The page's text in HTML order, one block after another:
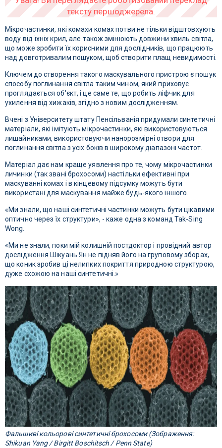
Мікрочастинки, які комахи комах потви не тільки відштовхують
воду від їхніх крил, але також змінюють довжини хвиль світла,
що може зробити їх корисними для дослідників, що працюють
над довготривалим пошуком, щоб створити плащ невидимості.
Ключем до створення такого маскувального пристрою є пошук
способу поглинання світла таким чином, який приховує
проглядається об'єкт, і це саме те, що робить ліфчик для
ухилення від хижаків, згідно з новим дослідженням.
Вчені з Університету штату Пенсільванія придумали синтетичні
матеріали, які імітують мікрочастинки, які використовуються
лишайниками, використовуючи нанорозмірні отвори для
поглинання світла з усіх боків в широкому діапазоні частот.
Матеріал дає нам краще уявлення про те, чому мікрочастинки
личинки (так звані брохосоми) настільки ефективні при
маскуванні комах і в кінцевому підсумку можуть бути
використані для маскування майже будь-якого іншого.
«Ми знали, що наші синтетичні частинки можуть бути цікавими
оптично через їх структури», - каже одна з команд Tak-Sing
Wong.
«Ми не знали, поки мій колишній постдоктор і провідний автор
дослідження Шікуань Ян не підняв його на груповому зборах,
що коник зробив ці нелипких покриття природною структурою,
дуже схожою на наші синтетичні.»
Фальшиві кольорові синтетичні брохосоми (Зображення:
Shikuan Yang / Birgitt Boschitsch / Penn State)